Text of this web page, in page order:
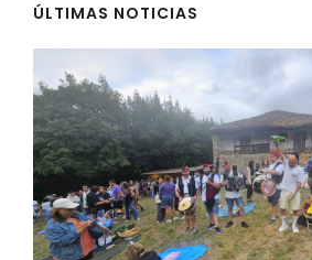
ÚLTIMAS NOTICIAS